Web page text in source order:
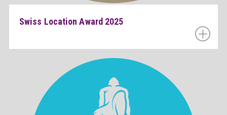
Swiss Location Award 2025